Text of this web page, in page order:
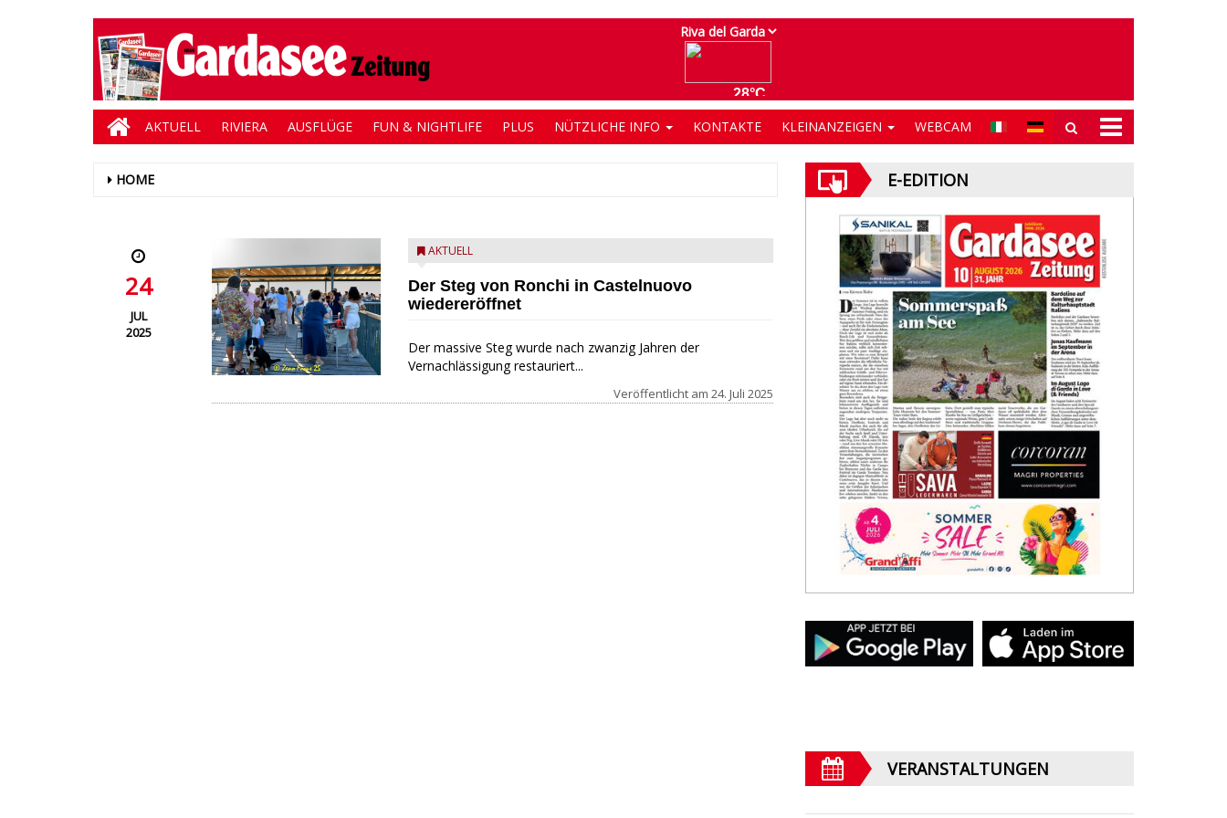
AKTUELL RIVIERA AUSFLÜGE FUN & NIGHTLIFE PLUS NÜTZLICHE INFO KONTAKTE KLEINANZEIGEN WEBCAM
HOME
24
JUL
2025
AKTUELL
Der Steg von Ronchi in Castelnuovo
wiedereröffnet
Der massive Steg wurde nach zwanzig Jahren der
Vernachlässigung restauriert...
Veröffentlicht am 24. Juli 2025
E-EDITION
VERANSTALTUNGEN